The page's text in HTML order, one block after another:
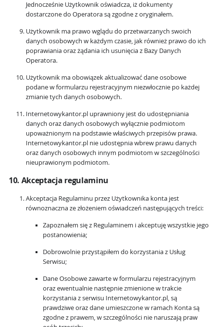
Jednocześnie Użytkownik oświadcza, iż dokumenty
dostarczone do Operatora są zgodne z oryginałem.
Użytkownik ma prawo wglądu do przetwarzanych swoich
danych osobowych w każdym czasie, jak również prawo do ich
poprawiania oraz żądania ich usunięcia z Bazy Danych
Operatora.
Użytkownik ma obowiązek aktualizować dane osobowe
podane w formularzu rejestracyjnym niezwłocznie po każdej
zmianie tych danych osobowych.
Internetowykantor.pl uprawniony jest do udostępniania
danych oraz danych osobowych wyłącznie podmiotom
upoważnionym na podstawie właściwych przepisów prawa.
Internetowykantor.pl nie udostępnia wbrew prawu danych
oraz danych osobowych innym podmiotom w szczególności
nieuprawionym podmiotom.
10. Akceptacja regulaminu
Akceptacja Regulaminu przez Użytkownika konta jest
równoznaczna ze złożeniem oświadczeń następujących treści:
Zapoznałem się z Regulaminem i akceptuję wszystkie jego
postanowienia;
Dobrowolnie przystąpiłem do korzystania z Usług
Serwisu;
Dane Osobowe zawarte w formularzu rejestracyjnym
oraz ewentualnie następnie zmienione w trakcie
korzystania z serwisu Internetowykantor.pl, są
prawdziwe oraz dane umieszczone w ramach Konta są
zgodne z prawem, w szczególności nie naruszają praw